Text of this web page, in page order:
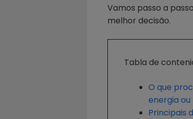
Vamos passo a
melhor decisão.
Tabla de
O que
energia ou
Principais